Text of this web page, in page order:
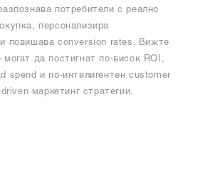
потребители с реално
персонализира
и повишава conversion rates. Вижте
могат да постигнат по-висок ROI,
spend и по-интелигентен customer
маркетинг стратегии.